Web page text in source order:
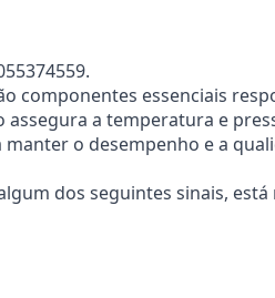
componentes essenciais
assegura a temperatura e
o desempenho e a
dos seguintes sinais,